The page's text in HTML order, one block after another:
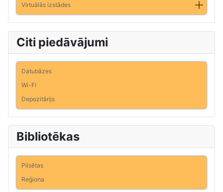
Virtuālās izstādes
Citi piedāvājumi
Datubāzes
Wi-Fi
Depozitārijs
Bibliotēkas
Pilsētas
Reģiona